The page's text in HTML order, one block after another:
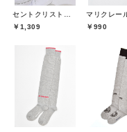
￥1,309
￥990